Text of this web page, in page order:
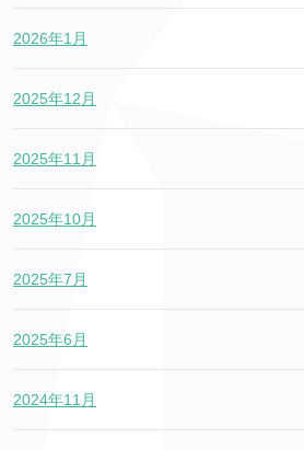
2026年1月
2025年12月
2025年11月
2025年10月
2025年7月
2025年6月
2024年11月